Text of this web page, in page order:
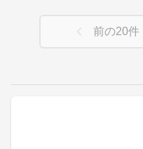
前の20件